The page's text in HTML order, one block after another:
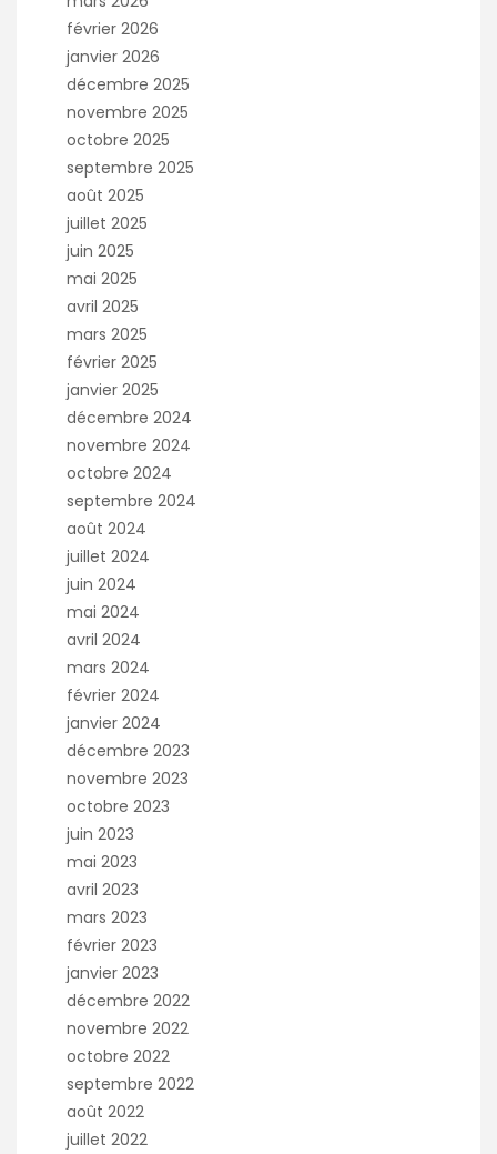
février 2026
janvier 2026
décembre 2025
novembre 2025
octobre 2025
septembre 2025
août 2025
juillet 2025
juin 2025
mai 2025
avril 2025
mars 2025
février 2025
janvier 2025
décembre 2024
novembre 2024
octobre 2024
septembre 2024
août 2024
juillet 2024
juin 2024
mai 2024
avril 2024
mars 2024
février 2024
janvier 2024
décembre 2023
novembre 2023
octobre 2023
juin 2023
mai 2023
avril 2023
mars 2023
février 2023
janvier 2023
décembre 2022
novembre 2022
octobre 2022
septembre 2022
août 2022
juillet 2022